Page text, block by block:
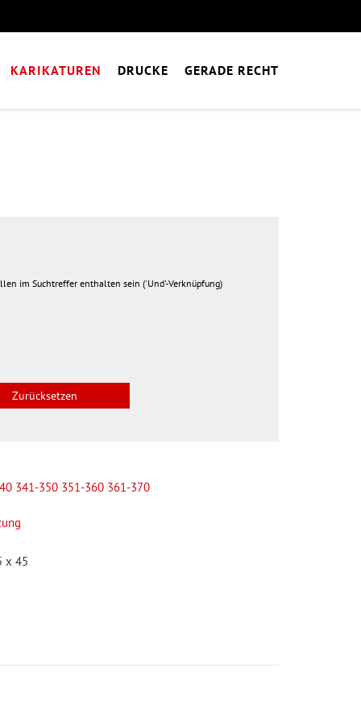
KARIKATUREN DRUCKE GERADE RECHT
im Suchtreffer enthalten sein ('Und'-Verknüpfung)
341-350 351-360 361-370
x 45